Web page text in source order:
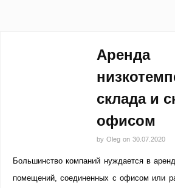
Аренда
склада и
офисом
by Oleg on 30.07.2020
Большинство компаний нуждается в
помещений, соединенных с офисом или